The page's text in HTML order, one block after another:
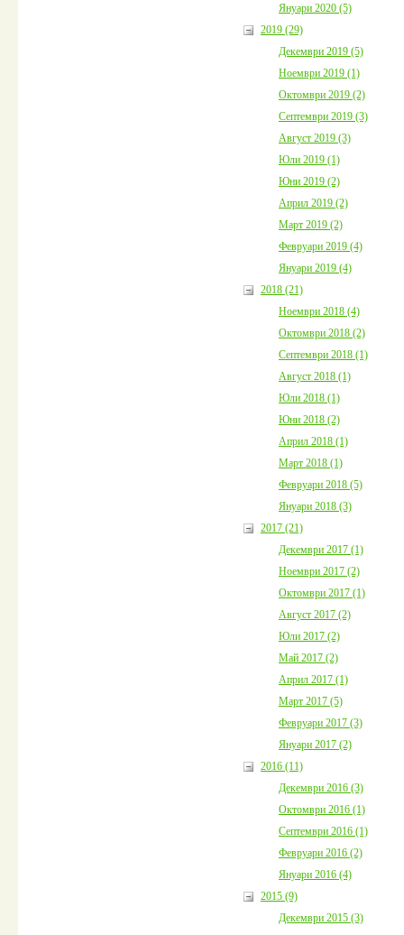
Януари 2020 (5)
2019 (29)
Декември 2019 (5)
Ноември 2019 (1)
Октомври 2019 (2)
Септември 2019 (3)
Август 2019 (3)
Юли 2019 (1)
Юни 2019 (2)
Април 2019 (2)
Март 2019 (2)
Февруари 2019 (4)
Януари 2019 (4)
2018 (21)
Ноември 2018 (4)
Октомври 2018 (2)
Септември 2018 (1)
Август 2018 (1)
Юли 2018 (1)
Юни 2018 (2)
Април 2018 (1)
Март 2018 (1)
Февруари 2018 (5)
Януари 2018 (3)
2017 (21)
Декември 2017 (1)
Ноември 2017 (2)
Октомври 2017 (1)
Август 2017 (2)
Юли 2017 (2)
Май 2017 (2)
Април 2017 (1)
Март 2017 (5)
Февруари 2017 (3)
Януари 2017 (2)
2016 (11)
Декември 2016 (3)
Октомври 2016 (1)
Септември 2016 (1)
Февруари 2016 (2)
Януари 2016 (4)
2015 (9)
Декември 2015 (3)